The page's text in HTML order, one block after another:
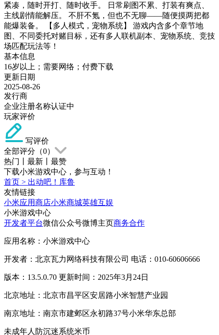
紧凑，随时开打、随时收手。 日常刷图不累、打装有爽点、
主线剧情能解压。 不肝不氪，但也不无聊——随便摸两把都
能爆装备。 【多人模式，宠物系统】 游戏内含多个章节地
图、不同委托对赌目标，还有多人联机副本、宠物系统、竞技
场匹配玩法等！
基本信息
16岁以上；需要网络；付费下载
更新日期
2025-08-26
发行商
企业注册名称认证中
玩家评价
写评价
全部评分（0）
热门
最新
最赞
下载小米游戏中心，参与互动！
首页 > 出动吧！库鲁
友情链接
小米应用商店小米商城英雄互娱
小米游戏中心
开发者平台微信公众号微博主页商务合作
应用名称：小米游戏中心
开发者：北京瓦力网络科技有限公司 电话：010-60606666
版本：13.5.0.70 更新时间：2025年3月24日
北京地址：北京市昌平区安居路小米智慧产业园
南京地址：南京市建邺区永初路37号小米华东总部
未成年人防沉迷系统米币